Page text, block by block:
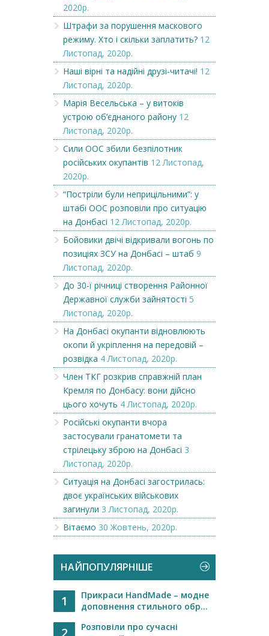
2020р.
Штрафи за порушення маскового
режиму. Хто і скільки заплатить? 12
Листопад, 2020р.
Наші вірні та надійні друзі-читачі! 12
Листопад, 2020р.
Марія Весельська – у витоків
устрою об’єднаного району 12
Листопад, 2020р.
Сили ООС збили безпілотник
російських окупантів 12 Листопад,
2020р.
“Постріли були неприцільними”: у
штабі ООС розповіли про ситуацію
на Донбасі 12 Листопад, 2020р.
Бойовики двічі відкривали вогонь по
позиціях ЗСУ на Донбасі – штаб 9
Листопад, 2020р.
До 30-ї річниці створення Районної
Державної служби зайнятості 5
Листопад, 2020р.
На Донбасі окупанти відновлюють
окопи й укріплення на передовій –
розвідка 4 Листопад, 2020р.
Член ТКГ розкрив справжній план
Кремля по Донбасу: вони дійсно
цього хочуть 4 Листопад, 2020р.
Російські окупанти вчора
застосували гранатомети та
стрілецьку зброю на Донбасі 3
Листопад, 2020р.
Ситуація на Донбасі загострилась:
двоє українських військових
загинули 3 Листопад, 2020р.
Вітаємо 30 Жовтень, 2020р.
НАЙПОПУЛЯРНІШЕ
1
Прикраси HandMade – модне
доповнення стильного обр...
2
Розповіли про сучасні